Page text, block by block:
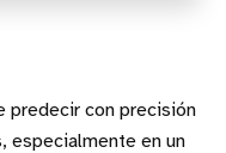
predecir con precisión
especialmente en un